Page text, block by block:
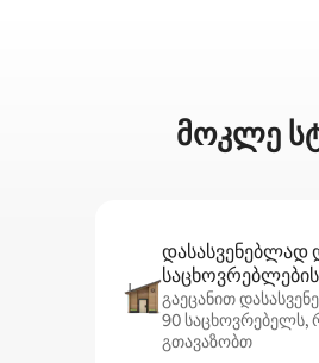
მოკლე
დასასვენებლად
გაეცანით
90 საცხოვრებელს,
გთავაზობთ